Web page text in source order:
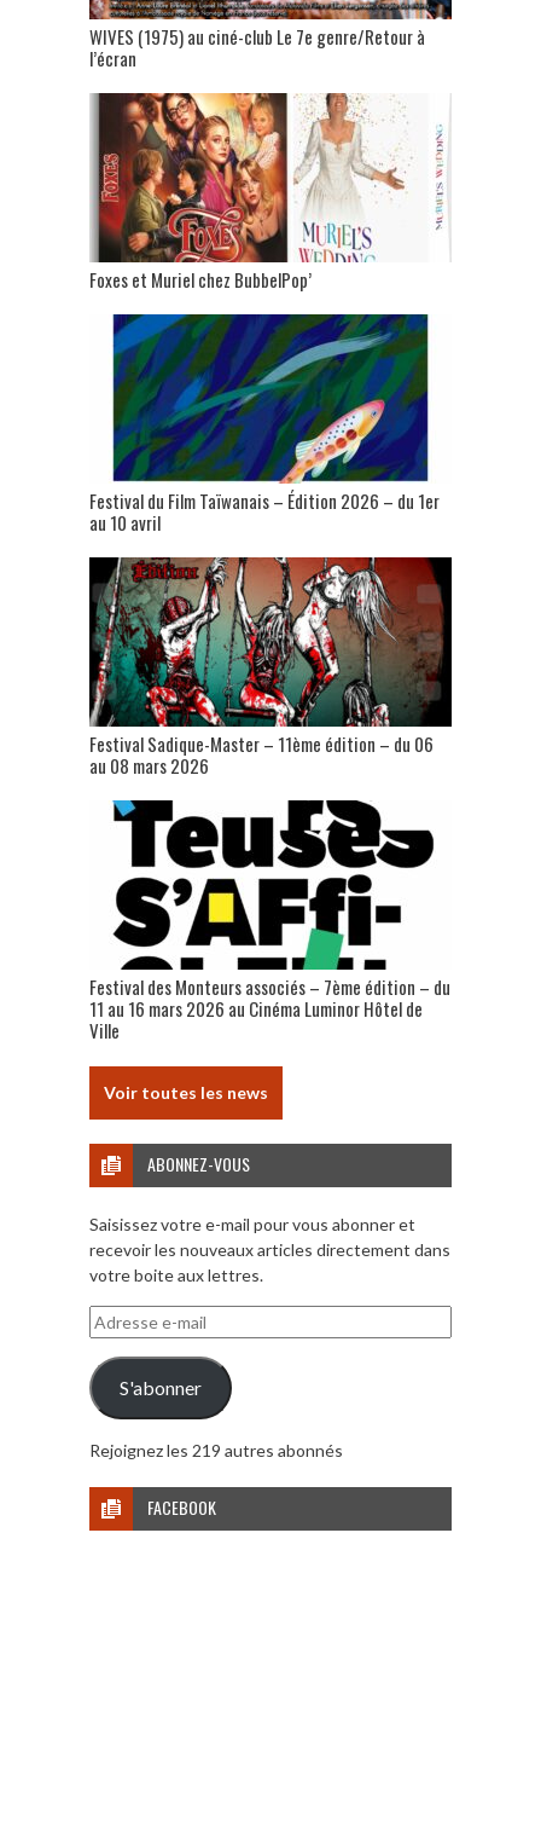
WIVES (1975) au ciné-club Le 7e genre/Retour à
l’écran
Foxes et Muriel chez BubbelPop’
Festival du Film Taïwanais – Édition 2026 – du 1er
au 10 avril
Festival Sadique-Master – 11ème édition – du 06
au 08 mars 2026
Festival des Monteurs associés – 7ème édition – du
11 au 16 mars 2026 au Cinéma Luminor Hôtel de
Ville
Voir toutes les news
ABONNEZ-VOUS
Saisissez votre e-mail pour vous abonner et
recevoir les nouveaux articles directement dans
votre boite aux lettres.
Adresse
e-
mail
S'abonner
Rejoignez les 219 autres abonnés
FACEBOOK